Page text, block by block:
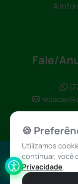
A
Fale/
Política de
Privacidade
🍪
Utilizamos
continuar, você
Privacidade.